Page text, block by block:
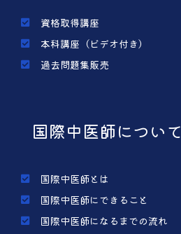
資格取得講座
本科講座（ビデオ付き）
過去問題集販売
国際中医師について
国際中医師とは
国際中医師にできること
国際中医師になるまでの流れ